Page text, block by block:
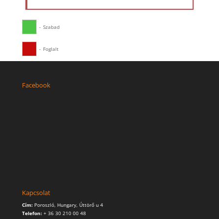
- Szabad
- Foglalt
Facebook
Kapcsolat
Cím: Poroszló, Hungary, Úttörő u 4
Telefon:+ 36 30 210 00 48